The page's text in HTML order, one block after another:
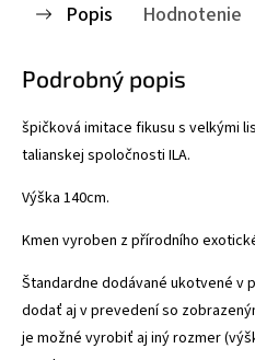
Popis Hodnotenie
Podrobný popis
špičková imitace fikusu s velkými
talianskej spoločnosti ILA.
Výška 140cm.
Kmen vyroben z přírodního
Štandardne dodávané ukotvené v
dodať aj v prevedení so
je možné vyrobiť aj iný rozmer